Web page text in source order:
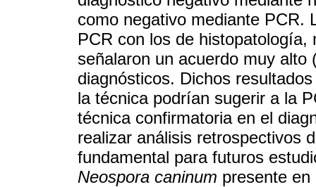
como negativo mediante PCR.
PCR con los de histopatología,
señalaron un acuerdo muy
diagnósticos. Dichos
la técnica podrían sugerir a la
técnica confirmatoria en el
realizar análisis retrospectivos
fundamental para futuros
Neospora caninum presente en